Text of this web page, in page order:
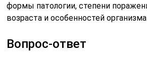
формы патологии, степени
возраста и особенностей
Вопрос-ответ